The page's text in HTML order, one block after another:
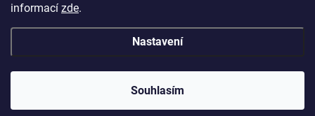
informací zde.
Nastavení
Souhlasím